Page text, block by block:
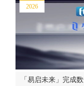
「易启未来」完成
2026